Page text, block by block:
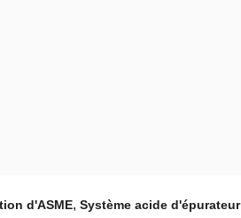
d'ASME, Système acide